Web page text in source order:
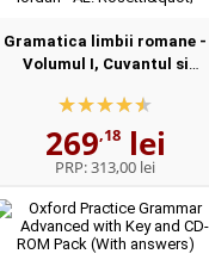
Gramatica limbii romane -
Volumul I, Cuvantul si
Elaborata sub egida
Institutului de Lingvistica,,...
269,18lei
PRP:313,00 lei